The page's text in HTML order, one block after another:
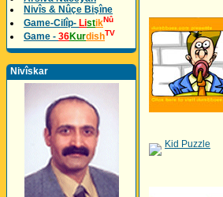
Nivîs & Nûçe Bişîne
Game-Cilîp- ListikNû
Game - 36KurdishTV
Nivîskar
Kid Puzzle